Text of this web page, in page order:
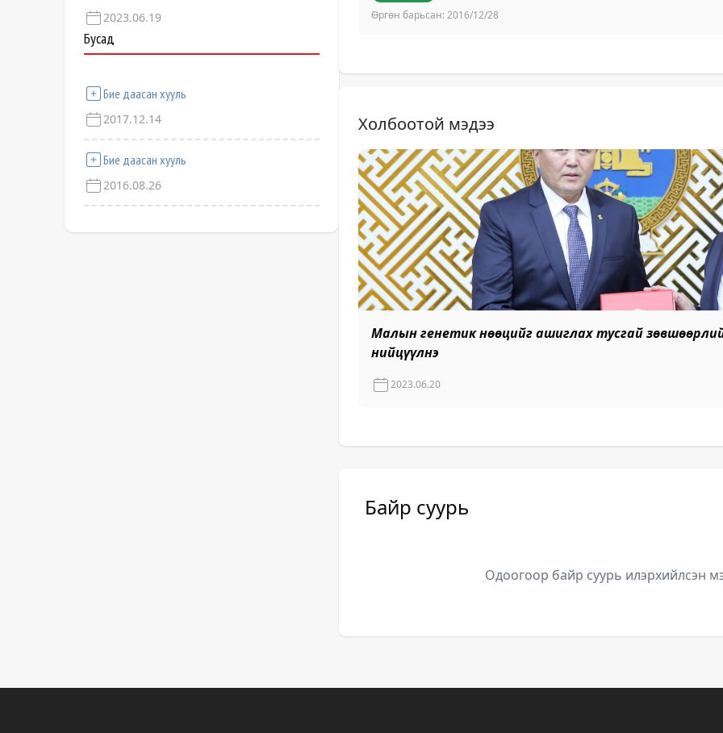
2023.06.19
Бусад
Бие даасан хууль
2017.12.14
Бие даасан хууль
2016.08.26
Өргөн барьсан: 2016/12/28
Холбоотой мэдээ
Малын генетик нөөцийг ашиглах тусгай
нийцүүлнэ
2023.06.20
Байр суурь
Одоогоор байр суурь илэрхийлсэн